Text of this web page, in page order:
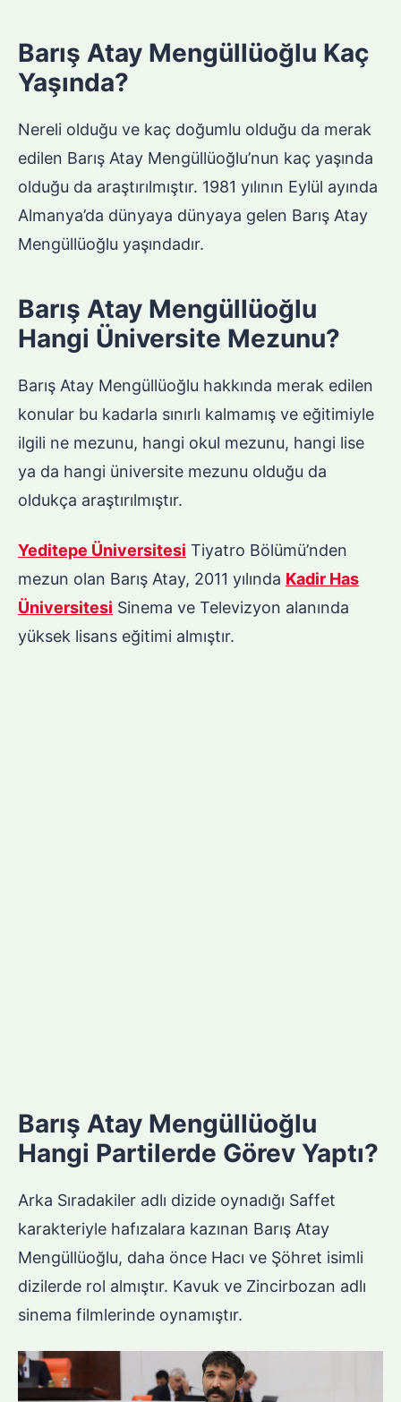
Barış Atay Mengüllüoğlu Kaç
Yaşında?
Nereli olduğu ve kaç doğumlu olduğu da merak
edilen Barış Atay Mengüllüoğlu’nun kaç yaşında
olduğu da araştırılmıştır. 1981 yılının Eylül ayında
Almanya’da dünyaya dünyaya gelen Barış Atay
Mengüllüoğlu yaşındadır.
Barış Atay Mengüllüoğlu
Hangi Üniversite Mezunu?
Barış Atay Mengüllüoğlu hakkında merak edilen
konular bu kadarla sınırlı kalmamış ve eğitimiyle
ilgili ne mezunu, hangi okul mezunu, hangi lise
ya da hangi üniversite mezunu olduğu da
oldukça araştırılmıştır.
Yeditepe Üniversitesi Tiyatro Bölümü’nden
mezun olan Barış Atay, 2011 yılında Kadir Has
Üniversitesi Sinema ve Televizyon alanında
yüksek lisans eğitimi almıştır.
Barış Atay Mengüllüoğlu
Hangi Partilerde Görev Yaptı?
Arka Sıradakiler adlı dizide oynadığı Saffet
karakteriyle hafızalara kazınan Barış Atay
Mengüllüoğlu, daha önce Hacı ve Şöhret isimli
dizilerde rol almıştır. Kavuk ve Zincirbozan adlı
sinema filmlerinde oynamıştır.